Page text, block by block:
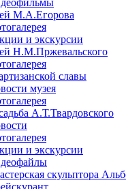
М.А.Егорова
и экскурсии
Н.М.Пржевальского
славы
музея
А.Т.Твардовского
и экскурсии
скульптора